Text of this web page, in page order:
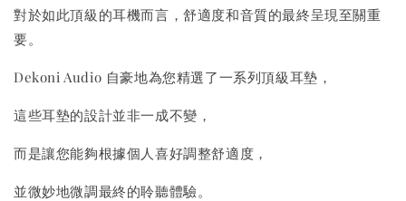
對於如此頂級的耳機而言，舒適度和音質的最終呈現至關重
要。
Dekoni Audio 自豪地為您精選了一系列頂級耳墊，
這些耳墊的設計並非一成不變，
而是讓您能夠根據個人喜好調整舒適度，
並微妙地微調最終的聆聽體驗。